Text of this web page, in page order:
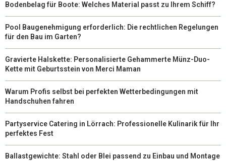
Bodenbelag für Boote: Welches Material passt zu Ihrem Schiff?
Pool Baugenehmigung erforderlich: Die rechtlichen Regelungen
für den Bau im Garten?
Gravierte Halskette: Personalisierte Gehammerte Münz-Duo-
Kette mit Geburtsstein von Merci Maman
Warum Profis selbst bei perfekten Wetterbedingungen mit
Handschuhen fahren
Partyservice Catering in Lörrach: Professionelle Kulinarik für Ihr
perfektes Fest
Ballastgewichte: Stahl oder Blei passend zu Einbau und Montage